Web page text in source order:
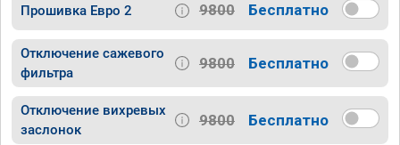
Прошивка Евро 2 9800 Бесплатно
Отключение сажевого
фильтра
9800 Бесплатно
Отключение вихревых
заслонок
9800 Бесплатно